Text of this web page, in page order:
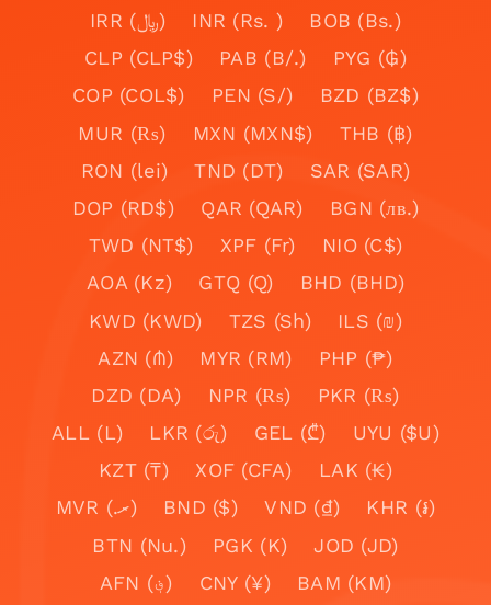
IRR (﷼)
INR (Rs. )
BOB (Bs.)
CLP (CLP$)
PAB (B/.)
PYG (₲)
COP (COL$)
PEN (S/)
BZD (BZ$)
MUR (₨)
MXN (MXN$)
THB (฿)
RON (lei)
TND (DT)
SAR (SAR)
DOP (RD$)
QAR (QAR)
BGN (лв.)
TWD (NT$)
XPF (Fr)
NIO (C$)
AOA (Kz)
GTQ (Q)
BHD (BHD)
KWD (KWD)
TZS (Sh)
ILS (₪)
AZN (₼)
MYR (RM)
PHP (₱)
DZD (DA)
NPR (₨)
PKR (₨)
ALL (L)
LKR (රු) GEL (₾)
UYU ($U)
KZT (₸)
XOF (CFA)
LAK (₭)
MVR (.ރ)
BND ($) VND (₫)
KHR (៛)
BTN (Nu.)
PGK (K)
JOD (JD)
AFN (؋)
CNY (¥)
BAM (KM)